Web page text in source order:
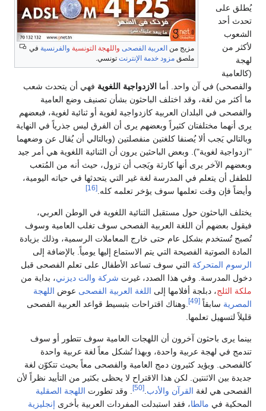
مزيج من العربية الفصحى واللهجة التونسية والفرنسية في
ملصق مزود خدمة الإنترنت تونسي.
يُطلق على
تحدث أحد
الشعوب
لأكثر من
لهجة
(كالعامية
والفصحى) في آن واحد. أما الازدواجية اللغوية فهي أن يتحدث شعب
ما أكثر من لغة، وقد اختلف الباحثون بشأن تصنيف وضع العامية
والفصحى في البلدان العربية كازدواجية لغوية أو ثنائية لغوية، فبعضهم
يرى أنهما مختلفتان كثيراً وبعضهم يرى أن الفرق ليس جذرياً في النهاية
وبالتالي يَجب ألا يُصنفا كلغتين منفصلتين (وبالتالي أن يُقال عن وضعهما
"ازدواجية لغوية"). وبعض الباحثين يرون أن الثنائية اللغوية هي أمر جيد
وبعضهم الآخر يرى أنها كارثة ويَجب أن تزول، حيث أنه من المُتعب
للطفل أن يتعلم في المدرسة لغة غير التي يتحدثها في حياته اليومية،
وأيضاً فإن وقت تعلمها سوف يؤخر تعلمه كله. [16]
يختلف الباحثون حول مستقبل الثنائية اللغوية في الوطن العربي،
فيقول بعضهم أن اللغة العربية الفصحى سوف تغلب العامية وسوف
تُصبح تُستخدم بشكل عام حتى خارج المعاملات الرسمية، وذلك بزيادة
المادة الصوتية الفصيحة التي يتم الاستماع إليها يومياً. بالإضافة إلى
الرسوم المتحركة التي سوف تساعد الأطفال على تعلم الفصحى قبل
دخول المدرسة. وفي هذا الصدد، غيرت شركة والت ديزني، بداية من
ملكة الثلج، دبلجة أفلامها إلى اللغة العربية الفصحى عوض اللهجة
المصرية سابقاً [49]
.وهناك اقتراحات بتبسيط قواعد العربية الفصحى
قليلاً لتسهيل تعلمها.
بينما يرى باحثون آخرون أن اللهجات العامية سوف تتطور أو سوف
تندمج في لهجة عربية واحدة، وبهذا تُشكل معاً لغة عربية واحدة
كالفصحى. ويؤيد كثيرون دمج العامية والفصحى معاً بحيث تتكوّن لغة
جديدة بين الاثنتين. لكن هذا الاقتراح لا يحظى بكثير من التأييد نظراً لأن
الفصحى هي لغة القرآن والأدب [50] . وقد تطورت اللهجة الصقلية
المحكية في مالطا، فقد استبدلت المفردات العربية بأخرى إنجليزية